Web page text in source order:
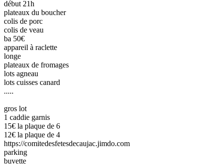
début 21h
plateaux du boucher
colis de porc
colis de veau
ba 50€
appareil à raclette
longe
plateaux de fromages
lots agneau
lots cuisses canard
.....
gros lot
1 caddie garnis
15€ la plaque de 6
12€ la plaque de 4
https://comitedesfetesdecaujac.jimdo.com
parking
buvette